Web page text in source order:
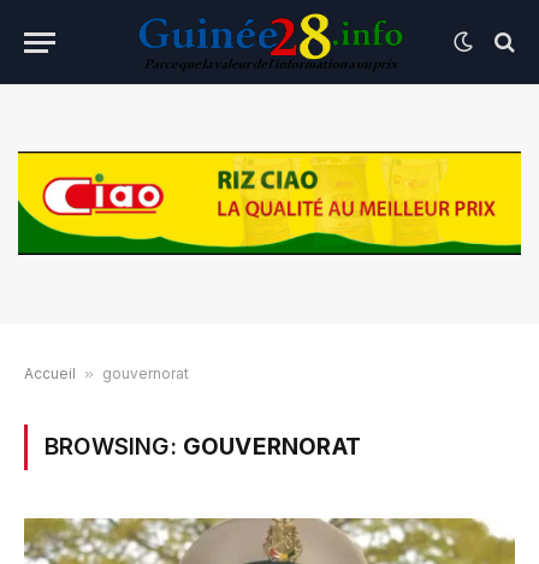
Accueil » gouvernorat
BROWSING: GOUVERNORAT